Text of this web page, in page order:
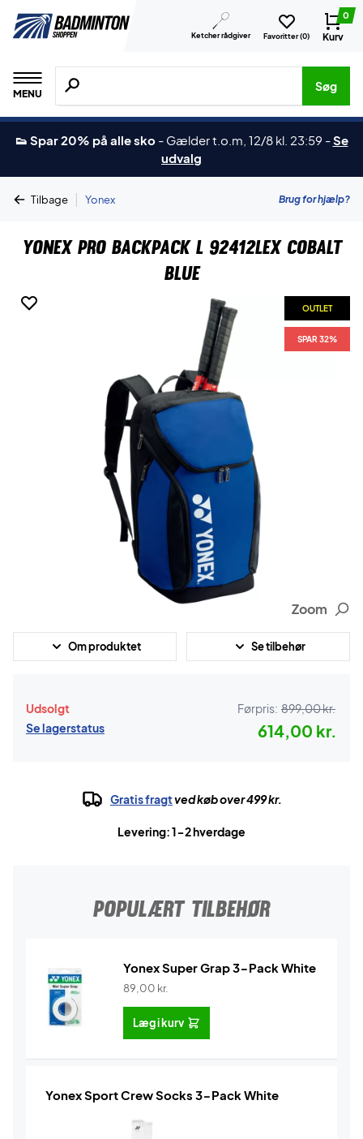
Ketcher rådgiver Favoritter (0)
0
Kurv
MENU
Søg efter produkter, mærker etc.
Søg
👟 Spar 20% på alle sko - Gælder t.o.m, 12/8 kl. 23:59 -Se
udvalg
Tilbage | Yonex Brug for hjælp?
Yonex Pro Backpack L 92412LEX Cobalt
Blue
OUTLET
SPAR 32%
Zoom
Om produktet Se tilbehør
Udsolgt
Se lagerstatus
Førpris: 899,00 kr.
614,00 kr.
Gratis fragtved køb over 499 kr.
Levering: 1-2 hverdage
POPULÆRT TILBEHØR
Yonex Super Grap 3-Pack White
89,00 kr.
Læg i kurv
Yonex Sport Crew Socks 3-Pack White